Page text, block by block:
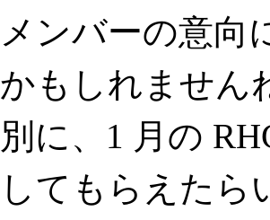
メンバーの意向
かもしれません
別に、1 月の
してもらえたら